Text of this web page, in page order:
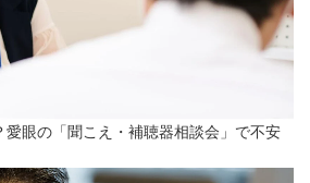
眼の「聞こえ・補聴器相談会」で不安